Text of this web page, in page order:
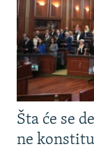
Šta će se
ne